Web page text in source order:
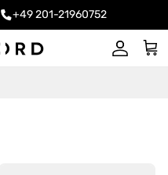
+49 201-21960752
Konto